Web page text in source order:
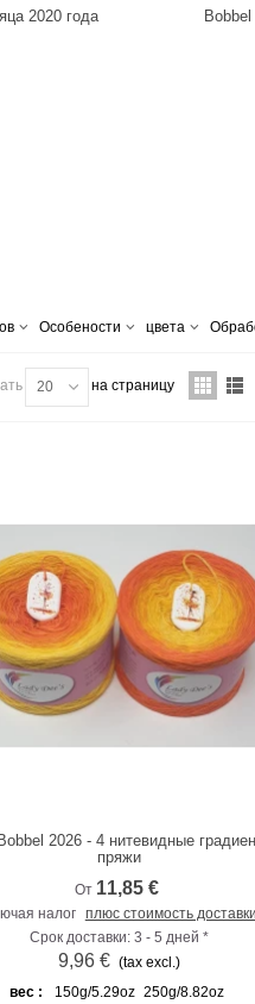
2020 года
Особености цвета
20 на страницу
К сравнению
2026 - 4 нитевидные
пряжи
От 11,85 €
налог плюс стоимость доставки
Срок доставки: 3 - 5 дней *
9,96 € (tax excl.)
вес :
150g/5.29oz 250g/8.82oz